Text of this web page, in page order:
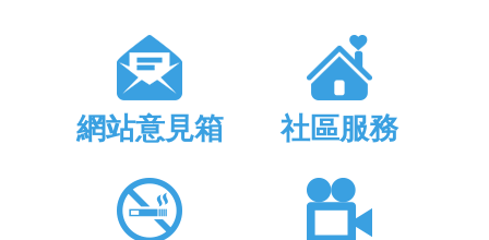
網站意見箱 社區服務